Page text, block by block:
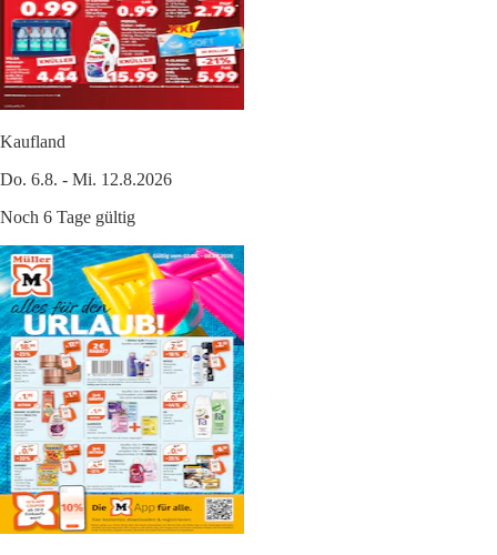
Kaufland
Do. 6.8. - Mi. 12.8.2026
Noch 6 Tage gültig